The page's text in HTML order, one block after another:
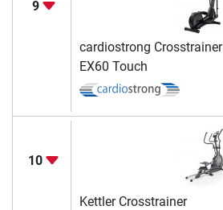
9
cardiostrong Crosstrainer
EX60 Touch
10
Kettler Crosstrainer